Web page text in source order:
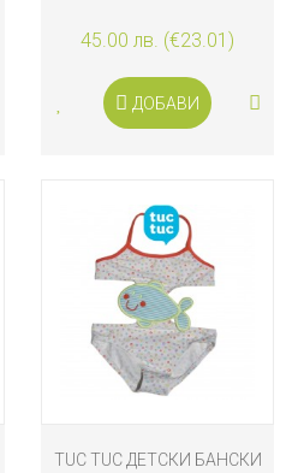
45.00 лв. (€23.01)
ДОБАВИ
TUC TUC ДЕТСКИ БАНСКИ